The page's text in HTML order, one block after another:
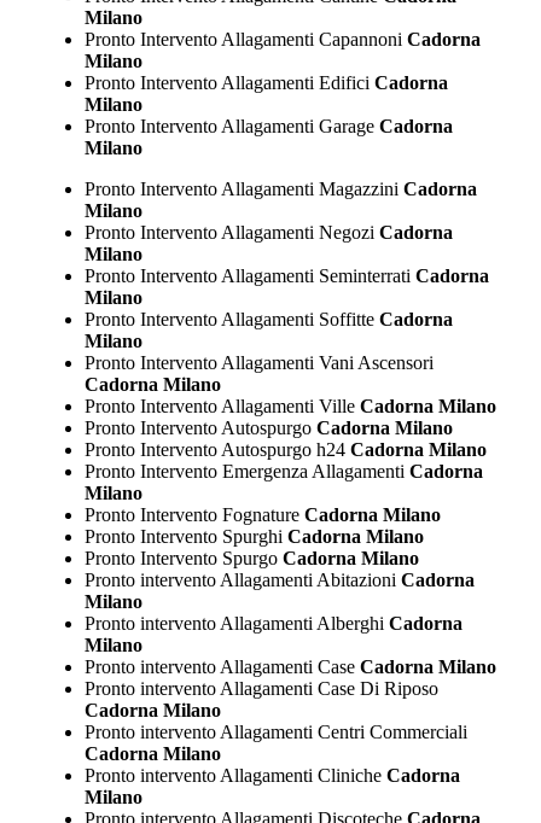
Milano
Pronto Intervento Allagamenti Capannoni Cadorna
Milano
Pronto Intervento Allagamenti Edifici Cadorna
Milano
Pronto Intervento Allagamenti GarageCadorna
Milano
Pronto Intervento Allagamenti Magazzini Cadorna
Milano
Pronto Intervento Allagamenti Negozi Cadorna
Milano
Pronto Intervento Allagamenti Seminterrati Cadorna
Milano
Pronto Intervento Allagamenti SoffitteCadorna
Milano
Pronto Intervento Allagamenti Vani Ascensori
Cadorna Milano
Pronto Intervento Allagamenti VilleCadorna Milano
Pronto Intervento AutospurgoCadorna Milano
Pronto Intervento Autospurgo h24Cadorna Milano
Pronto Intervento Emergenza Allagamenti Cadorna
Milano
Pronto Intervento FognatureCadorna Milano
Pronto Intervento Spurghi Cadorna Milano
Pronto Intervento SpurgoCadorna Milano
Pronto intervento Allagamenti Abitazioni Cadorna
Milano
Pronto intervento Allagamenti Alberghi Cadorna
Milano
Pronto intervento Allagamenti CaseCadorna Milano
Pronto intervento Allagamenti Case Di Riposo
Cadorna Milano
Pronto intervento Allagamenti Centri Commerciali
Cadorna Milano
Pronto intervento Allagamenti ClinicheCadorna
Milano